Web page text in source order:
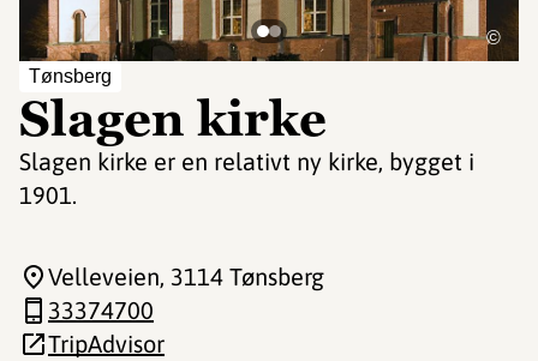
Tønsberg
Slagen kirke
Slagen kirke er en relativt ny kirke, bygget i
1901.
©
Velleveien, 3114 Tønsberg
33374700
TripAdvisor